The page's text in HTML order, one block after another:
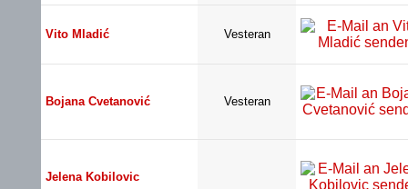
Vito Mladić Vesteran
Bojana Cvetanović Vesteran
Jelena Kobilovic